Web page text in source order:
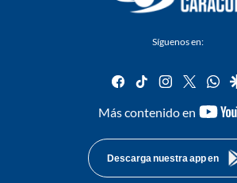
Síguenos en:
facebook
tiktok instagram
twitter
Más contenido en
Descarga nuestra app en